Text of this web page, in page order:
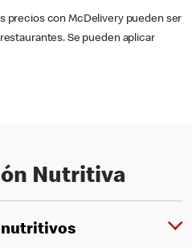
precios con McDelivery pueden ser
Se pueden aplicar
Nutritiva
nutritivos